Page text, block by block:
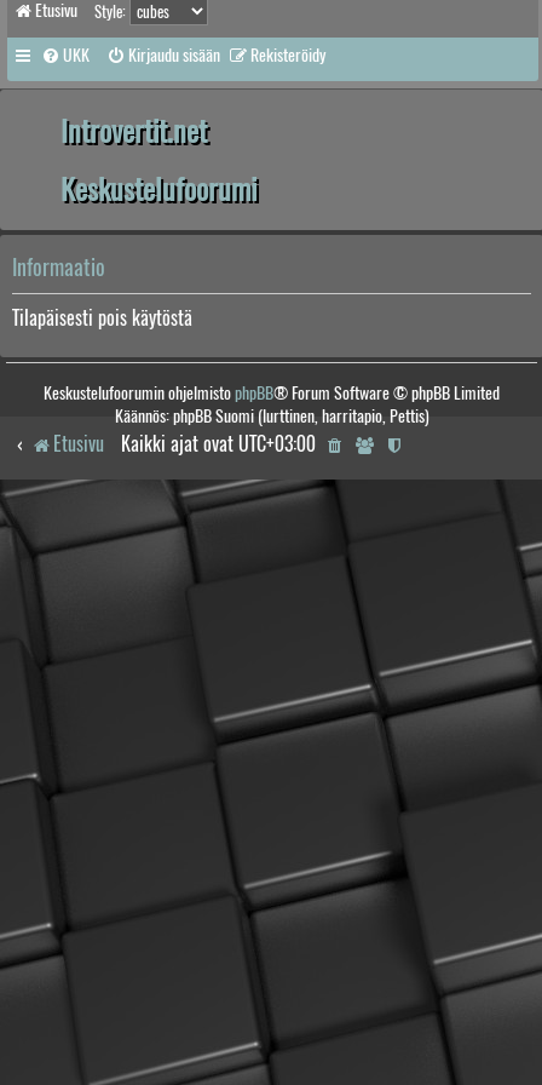
Etusivu Style:
UKK Kirjaudu sisään Rekisteröidy
Introvertit.net
Keskustelufoorumi
Informaatio
Tilapäisesti pois käytöstä
Keskustelufoorumin ohjelmistophpBB® Forum Software © phpBB Limited
Käännös: phpBB Suomi (lurttinen, harritapio, Pettis)
Etusivu Kaikki ajat ovat UTC+03:00